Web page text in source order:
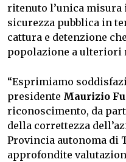
ritenuto l’unica misura
sicurezza pubblica in
cattura e detenzione
popolazione a ulteriori
“Esprimiamo
presidente Maurizio
riconoscimento, da
della correttezza
Provincia autonoma di
approfondite